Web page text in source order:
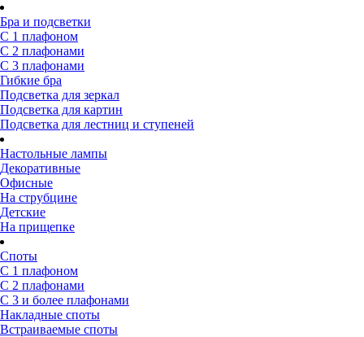
Бра и подсветки
С 1 плафоном
С 2 плафонами
С 3 плафонами
Гибкие бра
Подсветка для зеркал
Подсветка для картин
Подсветка для лестниц и ступеней
Настольные лампы
Декоративные
Офисные
На струбцине
Детские
На прищепке
Споты
С 1 плафоном
С 2 плафонами
С 3 и более плафонами
Накладные споты
Встраиваемые споты